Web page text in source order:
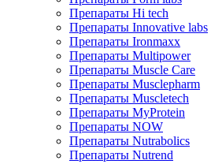
Препараты Hi tech
Препараты Innovative labs
Препараты Ironmaxx
Препараты Multipower
Препараты Muscle Care
Препараты Musclepharm
Препараты Muscletech
Препараты MyProtein
Препараты NOW
Препараты Nutrabolics
Препараты Nutrend